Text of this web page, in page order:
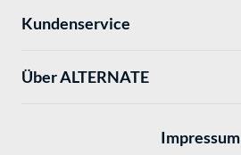
Kundenservice
Über ALTERNATE
Impressum